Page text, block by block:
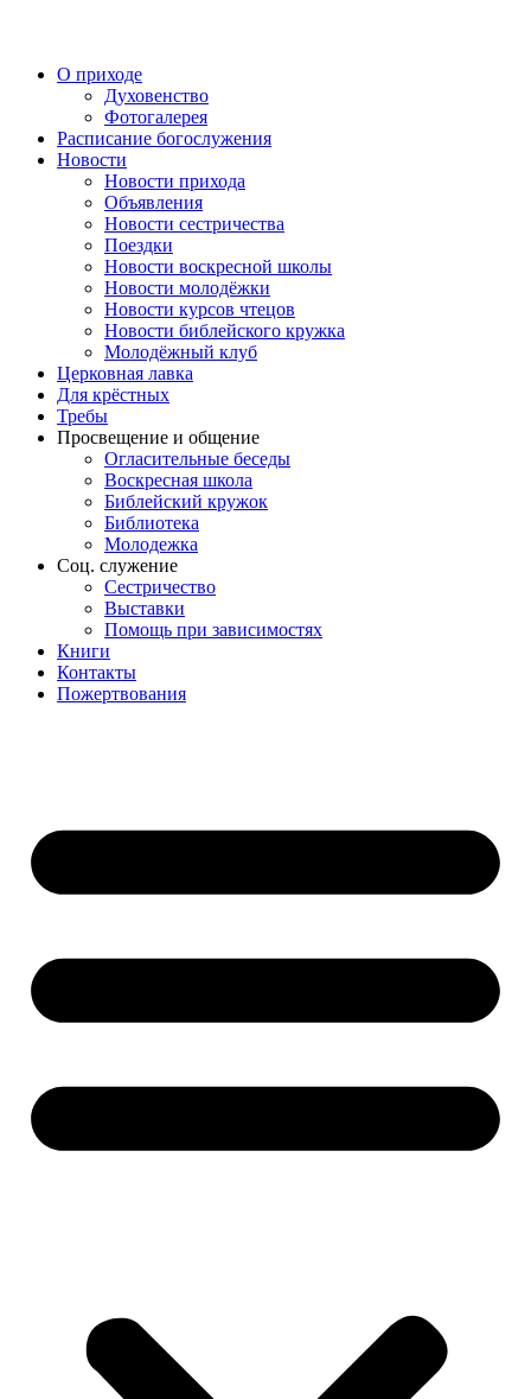
О приходе
Духовенство
Фотогалерея
Расписание богослужения
Новости
Новости прихода
Объявления
Новости сестричества
Поездки
Новости воскресной школы
Новости молодёжки
Новости курсов чтецов
Новости библейского кружка
Молодёжный клуб
Церковная лавка
Для крёстных
Требы
Просвещение и общение
Огласительные беседы
Воскресная школа
Библейский кружок
Библиотека
Молодежка
Соц. служение
Сестричество
Выставки
Помощь при зависимостях
Книги
Контакты
Пожертвования